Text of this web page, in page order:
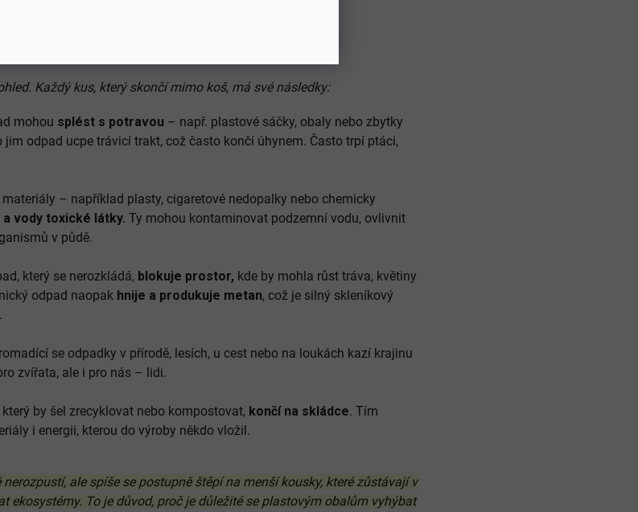
Každý kus, který skončí mimo koš, má své následky:
mohou splést s potravou – např. plastové sáčky, obaly nebo zbytky
odpad ucpe trávicí trakt, což často končí úhynem. Často trpí ptáci,
materiály – například plasty, cigaretové nedopalky nebo chemicky
a vody toxické látky. Ty mohou kontaminovat podzemní vodu, ovlivnit
v půdě.
který se nerozkládá, blokuje prostor, kde by mohla růst tráva, květiny
odpad naopak hnije a produkuje metan, což je silný skleníkový
se odpadky v přírodě, lesích, u cest nebo na loukách kazí krajinu
zvířata, ale i pro nás – lidi.
který by šel zrecyklovat nebo kompostovat, končí na skládce. Tím
i energii, kterou do výroby někdo vložil.
ale spíše se postupně štěpí na menší kousky, které zůstávají v
ekosystémy. To je důvod, proč je důležité se plastovým obalům vyhýbat